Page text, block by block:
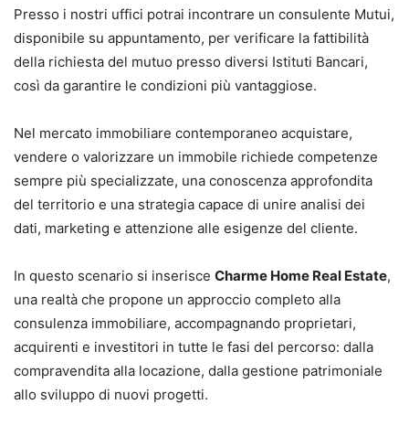
Presso i nostri uffici potrai incontrare un consulente Mutui,
disponibile su appuntamento, per verificare la fattibilità
della richiesta del mutuo presso diversi Istituti Bancari,
così da garantire le condizioni più vantaggiose.
Nel mercato immobiliare contemporaneo acquistare,
vendere o valorizzare un immobile richiede competenze
sempre più specializzate, una conoscenza approfondita
del territorio e una strategia capace di unire analisi dei
dati, marketing e attenzione alle esigenze del cliente.
In questo scenario si inserisce Charme Home Real Estate,
una realtà che propone un approccio completo alla
consulenza immobiliare, accompagnando proprietari,
acquirenti e investitori in tutte le fasi del percorso: dalla
compravendita alla locazione, dalla gestione patrimoniale
allo sviluppo di nuovi progetti.